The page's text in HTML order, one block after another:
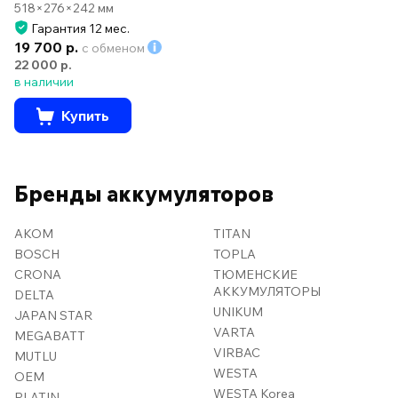
518×276×242 мм
Гарантия 12 мес.
19 700 р. с обменом
22 000 р.
в наличии
Купить
Бренды аккумуляторов
AKOM
BOSCH
CRONA
DELTA
JAPAN STAR
MEGABATT
MUTLU
OEM
TITAN
TOPLA
ТЮМЕНСКИЕ
АККУМУЛЯТОРЫ
UNIKUM
VARTA
VIRBAC
WESTA
WESTA Korea